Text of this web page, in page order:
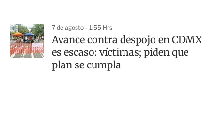
7 de agosto - 1:55 Hrs
Avance contra despojo en CDMX
es escaso: víctimas; piden que
plan se cumpla